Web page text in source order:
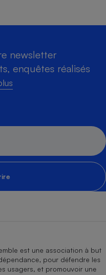
newsletter
enquêtes réalisés
est une association à but
pour défendre les
usagers, et promouvoir une